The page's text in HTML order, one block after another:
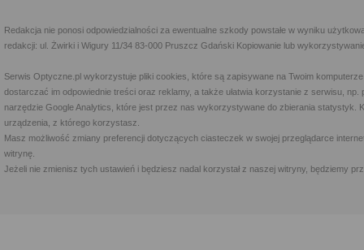
Redakcja nie ponosi odpowiedzialności za ewentualne szkody powstałe w wyniku
redakcji: ul. Żwirki i Wigury 11/34 83-000 Pruszcz Gdański Kopiowanie lub
Serwis Optyczne.pl wykorzystuje pliki cookies, które są zapisywane na Twoim
dostarczać im odpowiednie treści oraz reklamy, a także ułatwia korzystanie z serwisu,
narzędzie Google Analytics, które jest przez nas wykorzystywane do zbierania statystyk.
urządzenia, z którego korzystasz.
Masz możliwość zmiany preferencji dotyczących ciasteczek w swojej przeglądarce
witrynę.
Jeżeli nie zmienisz tych ustawień i będziesz nadal korzystał z naszej witryny, będziemy